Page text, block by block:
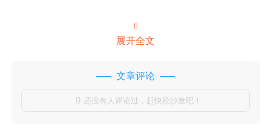

展开全文
文章评论
 还没有人评论过，赶快抢沙发吧！